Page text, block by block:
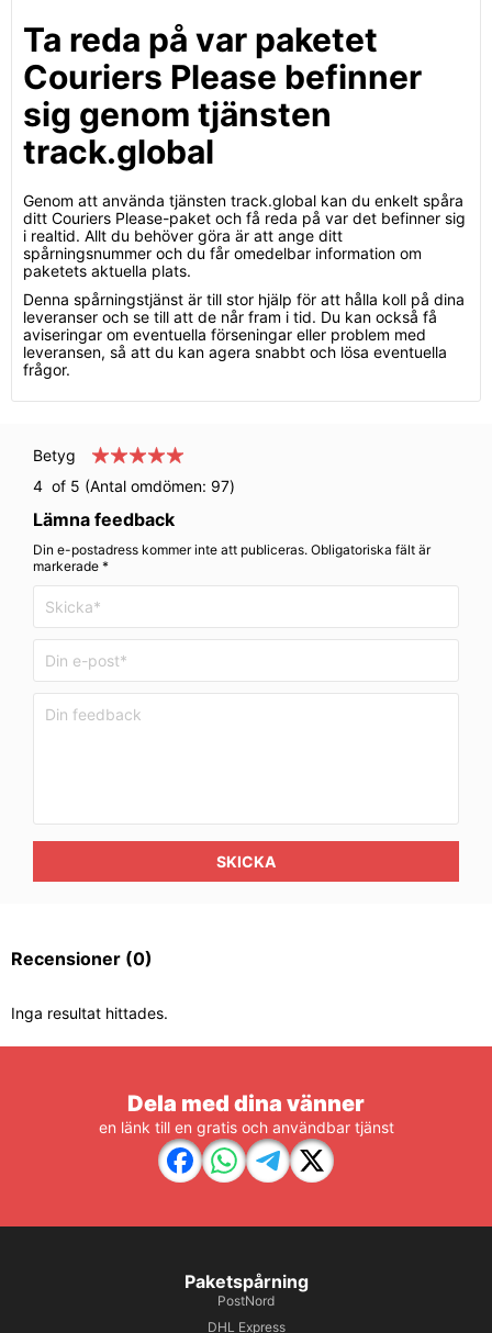
Ta reda på var paketet
Couriers Please befinner
sig genom tjänsten
track.global
Genom att använda tjänsten track.global kan du enkelt spåra
ditt Couriers Please-paket och få reda på var det befinner sig
i realtid. Allt du behöver göra är att ange ditt
spårningsnummer och du får omedelbar information om
paketets aktuella plats.
Denna spårningstjänst är till stor hjälp för att hålla koll på dina
leveranser och se till att de når fram i tid. Du kan också få
aviseringar om eventuella förseningar eller problem med
leveransen, så att du kan agera snabbt och lösa eventuella
frågor.
Betyg
4 of 5 (Antal omdömen: 97)
Lämna feedback
Din e-postadress kommer inte att publiceras. Obligatoriska fält är
markerade *
SKICKA
Recensioner (0)
Inga resultat hittades.
Dela med dina vänner
en länk till en gratis och användbar tjänst
Paketspårning
PostNord
DHL Express